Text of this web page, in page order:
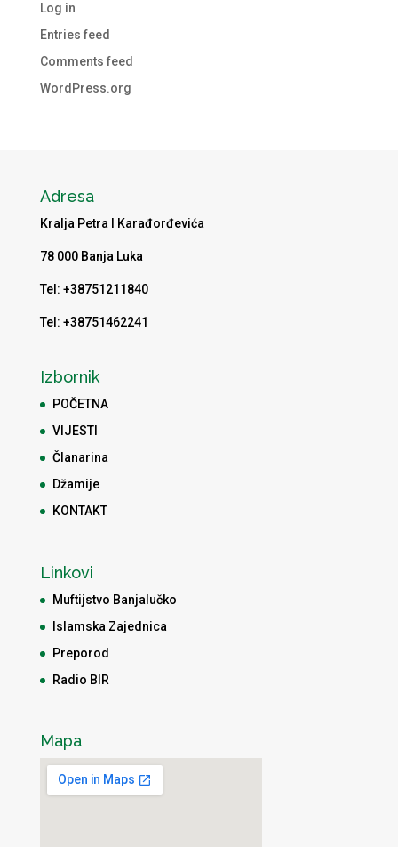
Log in
Entries feed
Comments feed
WordPress.org
Adresa
Kralja Petra I Karađorđevića
78 000 Banja Luka
Tel: +38751211840
Tel: +38751462241
Izbornik
POČETNA
VIJESTI
Članarina
Džamije
KONTAKT
Linkovi
Muftijstvo Banjalučko
Islamska Zajednica
Preporod
Radio BIR
Mapa